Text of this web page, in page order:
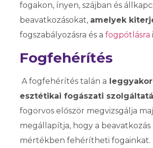
fogakon, ínyen, szájban és
beavatkozásokat, amelyek
fogszabályozásra és a fogpótlásra
Fogfehérítés
A fogfehérítés talán a
esztétikai fogászati
fogorvos először megvizsgálja
megállapítja, hogy a beavatkozás
mértékben fehérítheti fogainkat.